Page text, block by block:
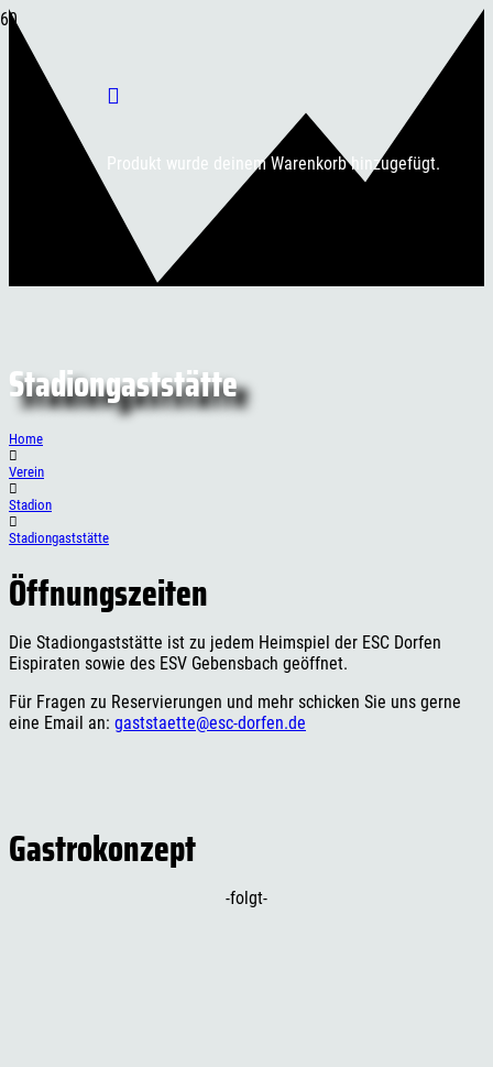
Produkt wurde deinem Warenkorb hinzugefügt.
Stadiongaststätte
Home
Verein
Stadion
Stadiongaststätte
Öffnungszeiten
Die Stadiongaststätte ist zu jedem Heimspiel der ESC Dorfen
Eispiraten sowie des ESV Gebensbach geöffnet.
Für Fragen zu Reservierungen und mehr schicken Sie uns gerne
eine Email an: gaststaette@esc-dorfen.de
Gastrokonzept
-folgt-